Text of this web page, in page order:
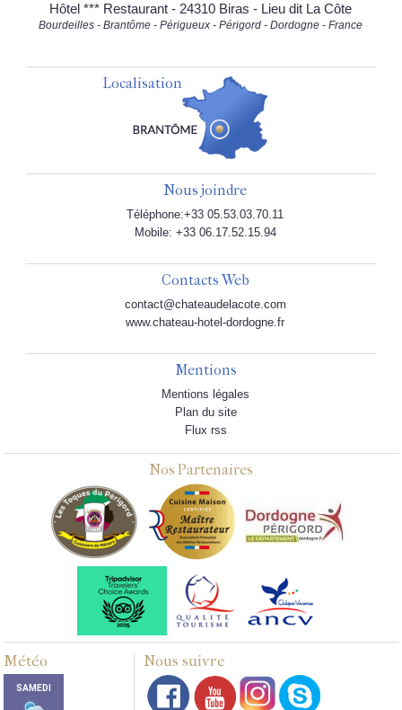
Hôtel *** Restaurant - 24310 Biras - Lieu dit La Côte
Bourdeilles - Brantôme - Périgueux - Périgord - Dordogne - France
Localisation
Nous joindre
Téléphone:+33 05.53.03.70.11
Mobile: +33 06.17.52.15.94
Contacts Web
contact@chateaudelacote.com
www.chateau-hotel-dordogne.fr
Mentions
Mentions légales
Plan du site
Flux rss
Nos Partenaires
Météo Nous suivre